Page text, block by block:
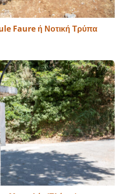
Faure ή Νοτική Τρύπα